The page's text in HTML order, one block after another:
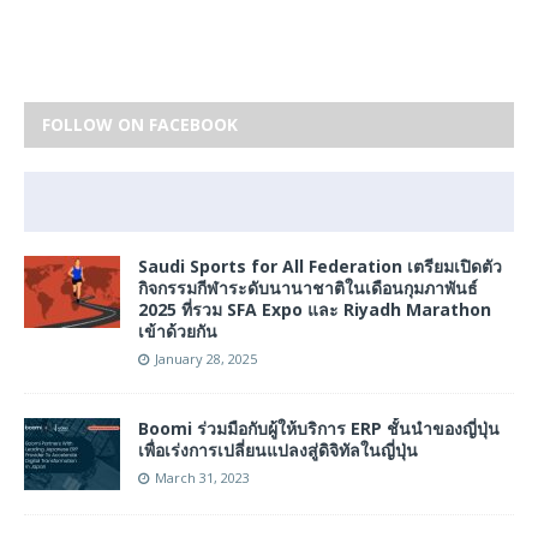
FOLLOW ON FACEBOOK
Saudi Sports for All Federation เตรียมเปิดตัว
กิจกรรมกีฬาระดับนานาชาติในเดือนกุมภาพันธ์
2025 ที่รวม SFA Expo และ Riyadh Marathon
เข้าด้วยกัน
January 28, 2025
Boomi ร่วมมือกับผู้ให้บริการ ERP ชั้นนำของญี่ปุ่น
เพื่อเร่งการเปลี่ยนแปลงสู่ดิจิทัลในญี่ปุ่น
March 31, 2023